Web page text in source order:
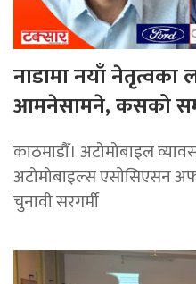
नाडामा नयाँ नेतृत्वका
आमनेसामने, कसको
काठमाडौँ। अटोमोबाइल
अटोमोबाइल्स एसाेसिएसन
चुनावी सरगर्मी